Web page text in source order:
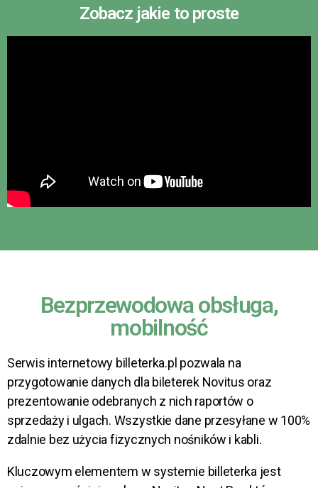
Zobacz jakie to proste
Bezprzewodowa obsługa,
mobilność
Serwis internetowy billeterka.pl pozwala na
przygotowanie danych dla bileterek Novitus oraz
prezentowanie odebranych z nich raportów o
sprzedaży i ulgach. Wszystkie dane przesyłane w 100%
zdalnie bez użycia fizycznych nośników i kabli.
Kluczowym elementem w systemie billeterka jest